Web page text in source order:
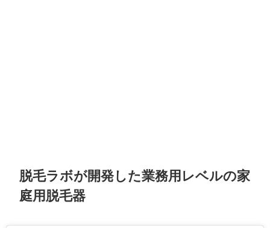
脱毛ラボが開発した業務用レベルの家
庭用脱毛器